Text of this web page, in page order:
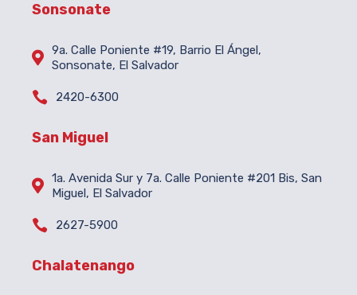
Sonsonate
 9a. Calle Poniente #19, Barrio El Ángel,
Sonsonate, El Salvador
 2420-6300
San Miguel
 1a. Avenida Sur y 7a. Calle Poniente #201 Bis, San
Miguel, El Salvador
 2627-5900
Chalatenango